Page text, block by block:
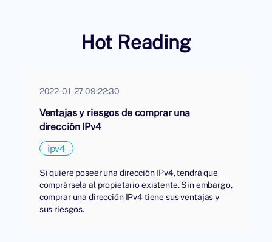
Hot Reading
2022-01-27 09:22:30
Ventajas y riesgos de comprar una
dirección IPv4
ipv4
Si quiere poseer una dirección IPv4, tendrá que
comprársela al propietario existente. Sin embargo,
comprar una dirección IPv4 tiene sus ventajas y
sus riesgos.